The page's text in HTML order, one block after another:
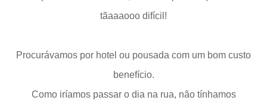
tãaaaooo difícil!
Procurávamos por hotel ou pousada com um bom custo
benefício.
Como iríamos passar o dia na rua, não tínhamos